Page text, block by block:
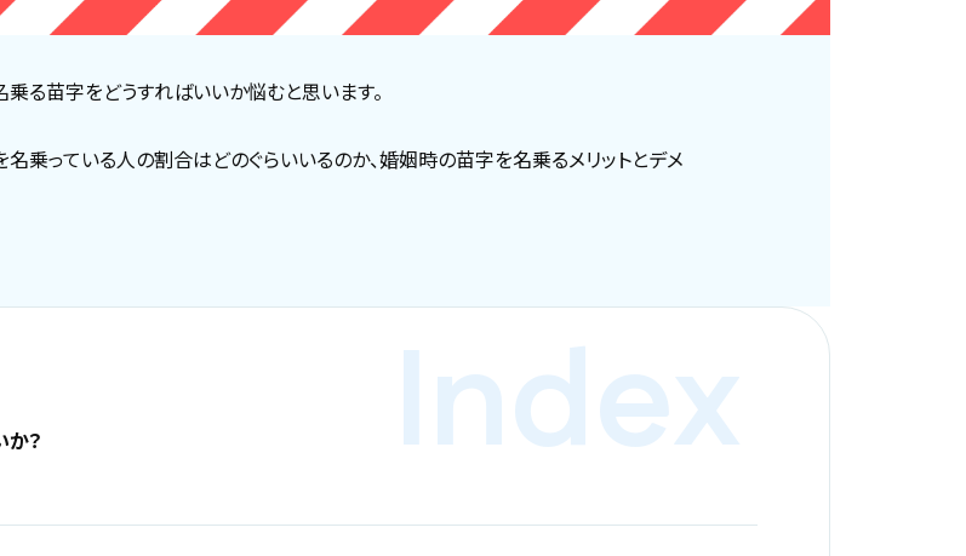
る苗字をどうすればいいか悩むと思います。
乗っている人の割合はどのぐらいいるのか、婚姻時の苗字を名乗るメリットとデメ
？